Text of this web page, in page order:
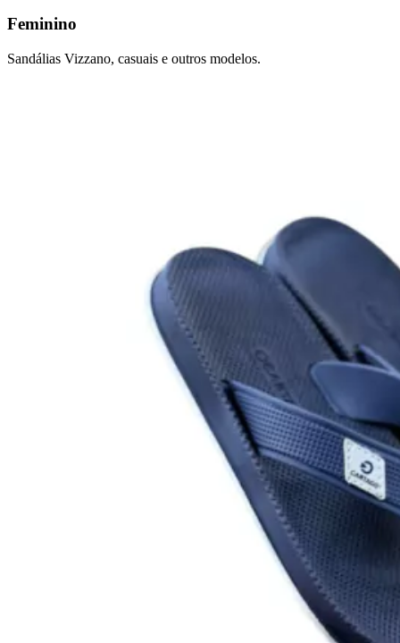
Feminino
Sandálias Vizzano, casuais e outros modelos.